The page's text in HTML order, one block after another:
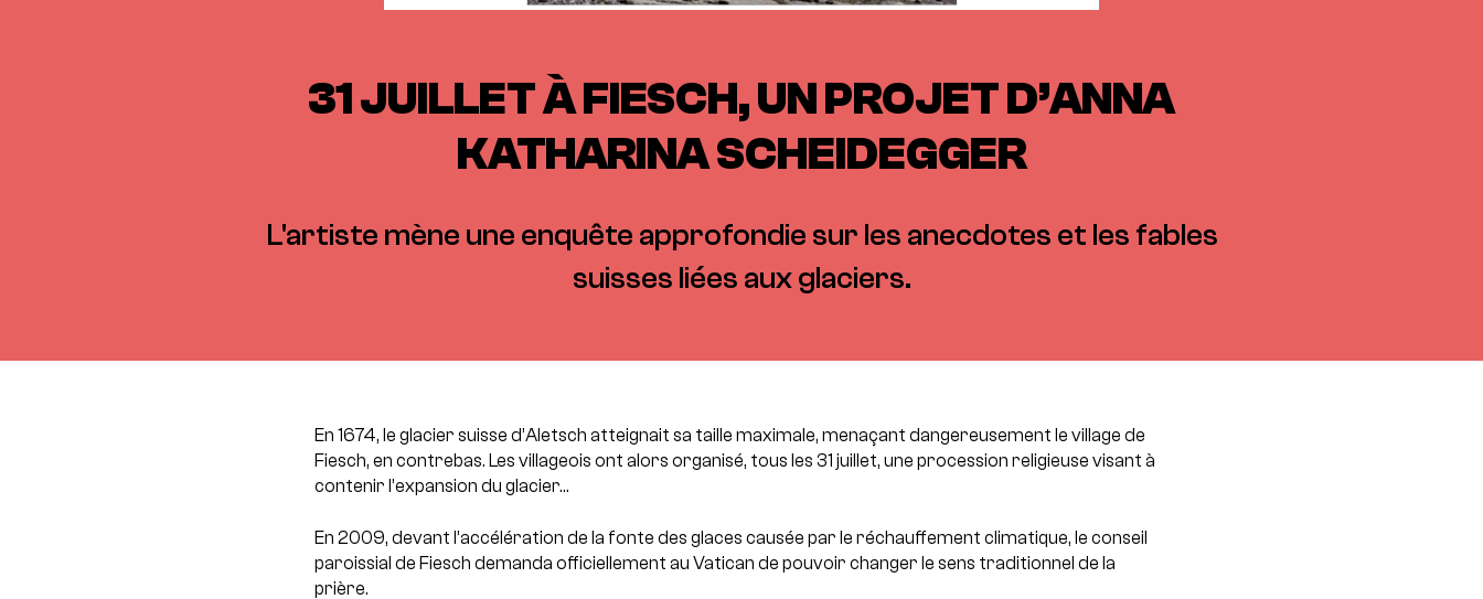
31 JUILLET À FIESCH, UN PROJET D’ANNA
KATHARINA SCHEIDEGGER
L'artiste mène une enquête approfondie sur les anecdotes et les fables
suisses liées aux glaciers.
En 1674, le glacier suisse d’Aletsch atteignait sa taille maximale, menaçant dangereusement le village de
Fiesch, en contrebas. Les villageois ont alors organisé, tous les 31 juillet, une procession religieuse visant à
contenir l’expansion du glacier…
En 2009, devant l’accélération de la fonte des glaces causée par le réchauffement climatique, le conseil
paroissial de Fiesch demanda officiellement au Vatican de pouvoir changer le sens traditionnel de la
prière.